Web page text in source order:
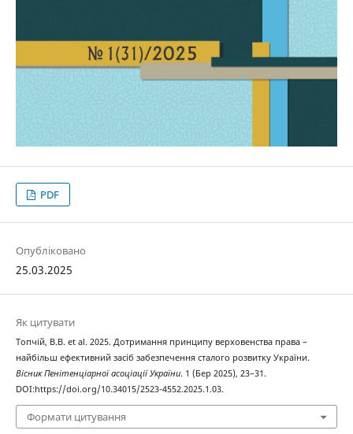
PDF
Опубліковано
25.03.2025
Як цитувати
Топчій, В.В. et al. 2025. Дотримання принципу верховенства права –
найбільш ефективний засіб забезпечення сталого розвитку України.
Вісник Пенітенціарної асоціації України. 1 (Бер 2025), 23–31.
DOI:https://doi.org/10.34015/2523-4552.2025.1.03.
Формати цитування